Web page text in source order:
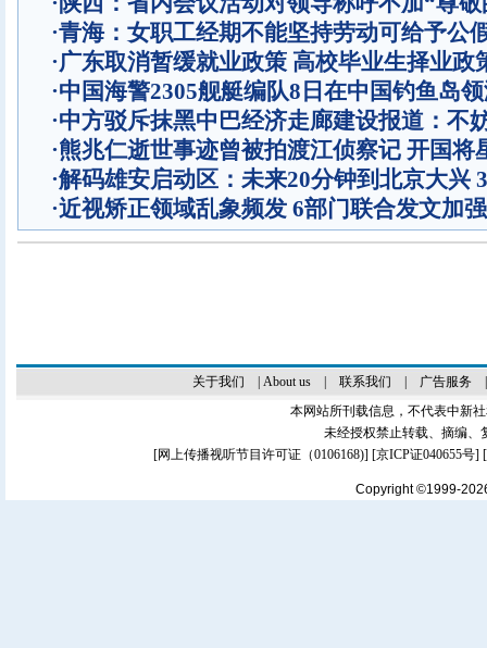
·青海：女职工经期不能坚持劳动可给予公
·广东取消暂缓就业政策 高校毕业生择业政
·中国海警2305舰艇编队8日在中国钓鱼岛
·中方驳斥抹黑中巴经济走廊建设报道：不
·熊兆仁逝世事迹曾被拍渡江侦察记 开国将
·解码雄安启动区：未来20分钟到北京大兴
·近视矫正领域乱象频发 6部门联合发文加
关于我们 About us| 联系我们 广告服务
本网站所刊载信息，不代表中新
未经授权禁止转载、摘编、
[网上传播视听节目许可证（0106168)] [京ICP证040655号]
Copyright ©1999-